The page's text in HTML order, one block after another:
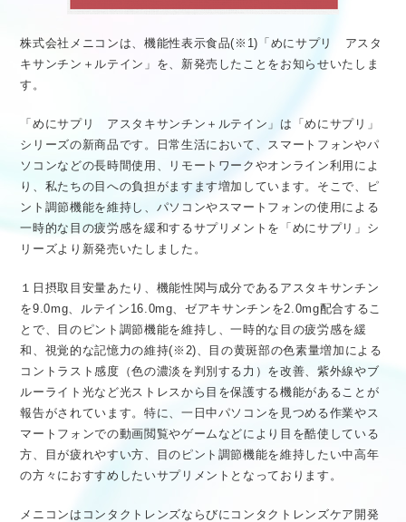
株式会社メニコンは、機能性表示食品(※1)「めにサプリ アスタ
キサンチン＋ルテイン」を、新発売したことをお知らせいたしま
す。
「めにサプリ アスタキサンチン＋ルテイン」は「めにサプリ」
シリーズの新商品です。日常生活において、スマートフォンやパ
ソコンなどの長時間使用、リモートワークやオンライン利用によ
り、私たちの目への負担がますます増加しています。そこで、ピ
ント調節機能を維持し、パソコンやスマートフォンの使用による
一時的な目の疲労感を緩和するサプリメントを「めにサプリ」シ
リーズより新発売いたしました。
１日摂取目安量あたり、機能性関与成分であるアスタキサンチン
を9.0mg、ルテイン16.0mg、ゼアキサンチンを2.0mg配合するこ
とで、目のピント調節機能を維持し、一時的な目の疲労感を緩
和、視覚的な記憶力の維持(※2)、目の黄斑部の色素量増加による
コントラスト感度（色の濃淡を判別する力）を改善、紫外線やブ
ルーライト光など光ストレスから目を保護する機能があることが
報告がされています。特に、一日中パソコンを見つめる作業やス
マートフォンでの動画閲覧やゲームなどにより目を酷使している
方、目が疲れやすい方、目のピント調節機能を維持したい中高年
の方々におすすめしたいサプリメントとなっております。
メニコンはコンタクトレンズならびにコンタクトレンズケア開発